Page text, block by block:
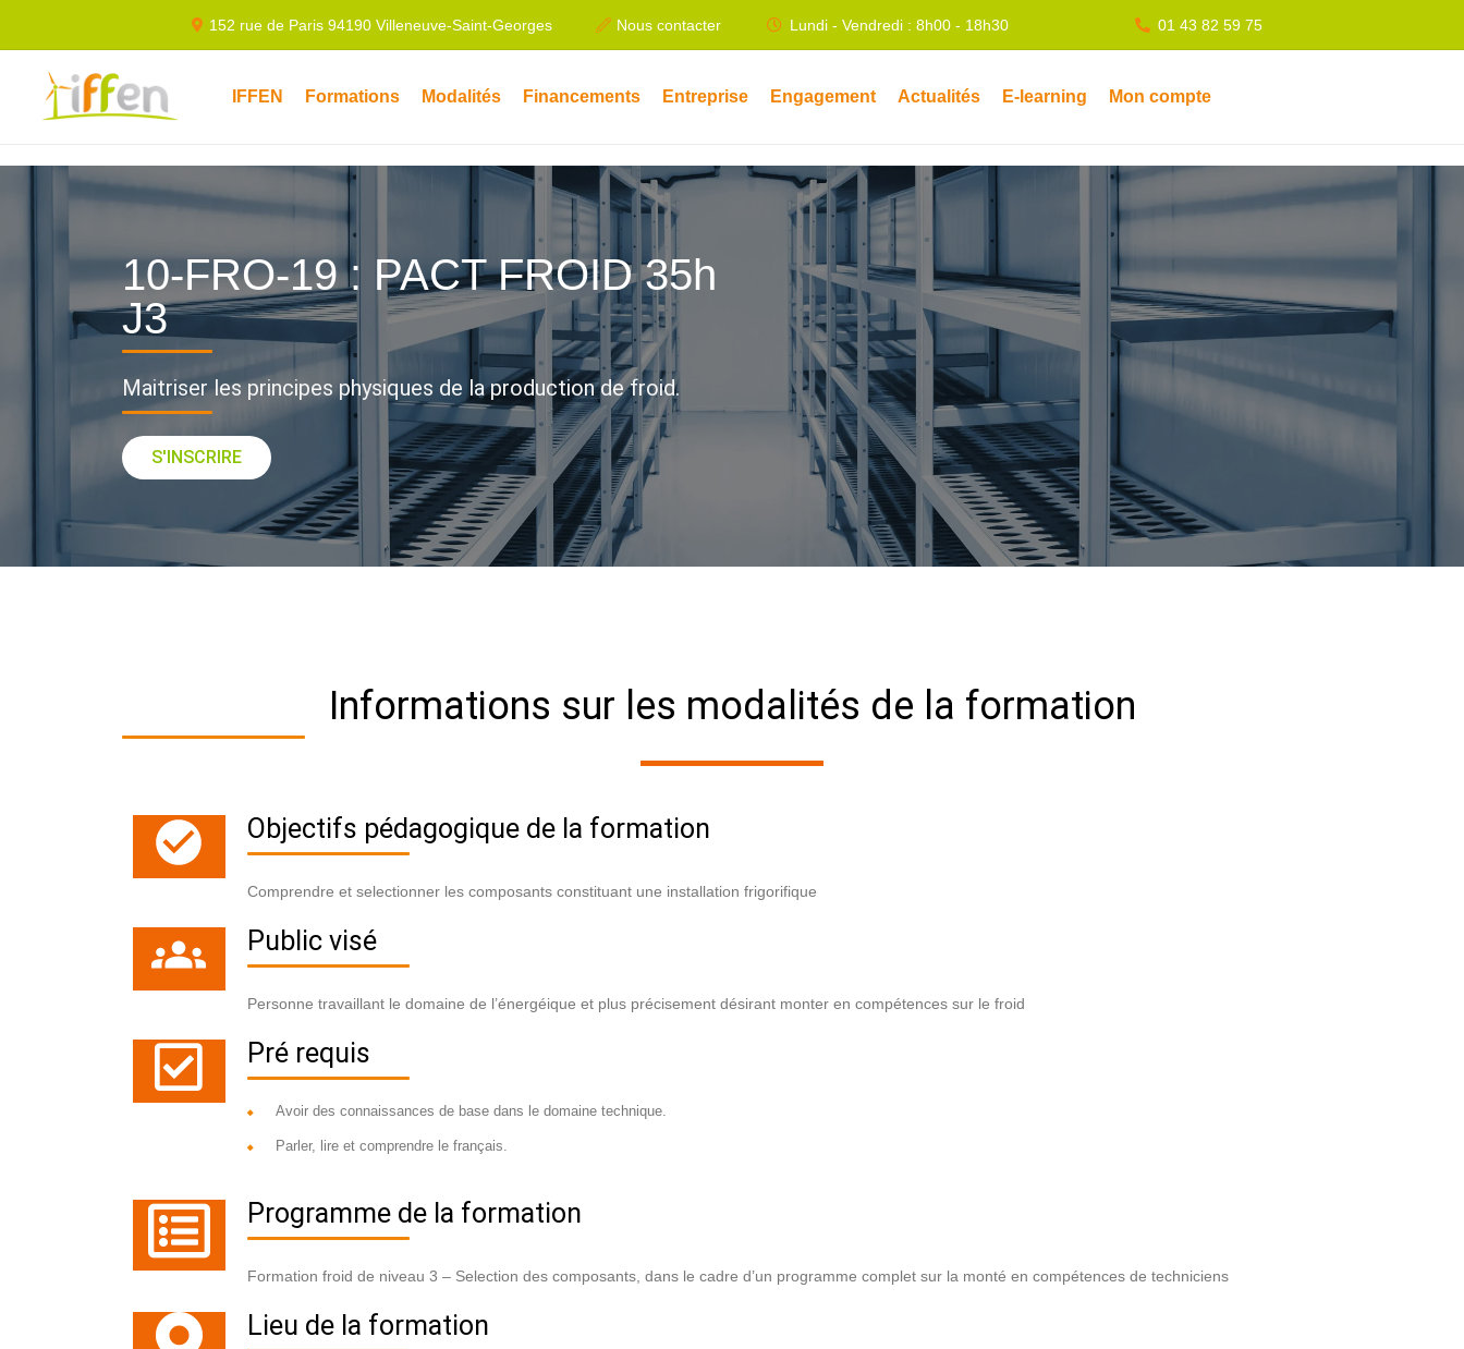
152 rue de Paris 94190 Villeneuve-Saint-Georges Nous contacter Lundi - Vendredi : 8h00 - 18h30 01 43 82 59 75
IFFEN Formations Modalités Financements Entreprise Engagement Actualités E-learning Mon compte
10-FRO-19 : PACT FROID 35h
J3
Maitriser les principes physiques de la production de froid.
S'INSCRIRE
Informations sur les modalités de la formation
Objectifs pédagogique de la formation
Comprendre et selectionner les composants constituant une installation frigorifique
Public visé
Personne travaillant le domaine de l’énergéique et plus précisement désirant monter en compétences sur le froid
Pré requis
Avoir des connaissances de base dans le domaine technique.
Parler, lire et comprendre le français.
Programme de la formation
Formation froid de niveau 3 – Selection des composants, dans le cadre d’un programme complet sur la monté en compétences de techniciens
Lieu de la formation